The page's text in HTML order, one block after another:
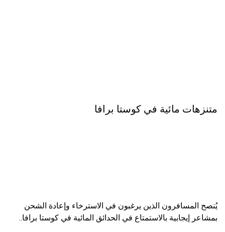
متنزهات مائية في كوستا برافا
يُنصح المسافرون الذين يرغبون في الاسترخاء وإعادة الشحن
بمشاعر إيجابية بالاستمتاع في الحدائق المائية في كوستا برافا..